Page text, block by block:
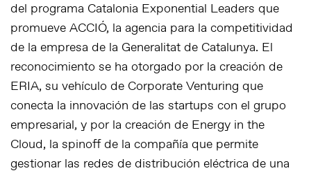
del programa Catalonia Exponential Leaders que
promueve ACCIÓ, la agencia para la competitividad
de la empresa de la Generalitat de Catalunya. El
reconocimiento se ha otorgado por la creación de
ERIA, su vehículo de Corporate Venturing que
conecta la innovación de las startups con el grupo
empresarial, y por la creación de Energy in the
Cloud, la spinoff de la compañía que permite
gestionar las redes de distribución eléctrica de una